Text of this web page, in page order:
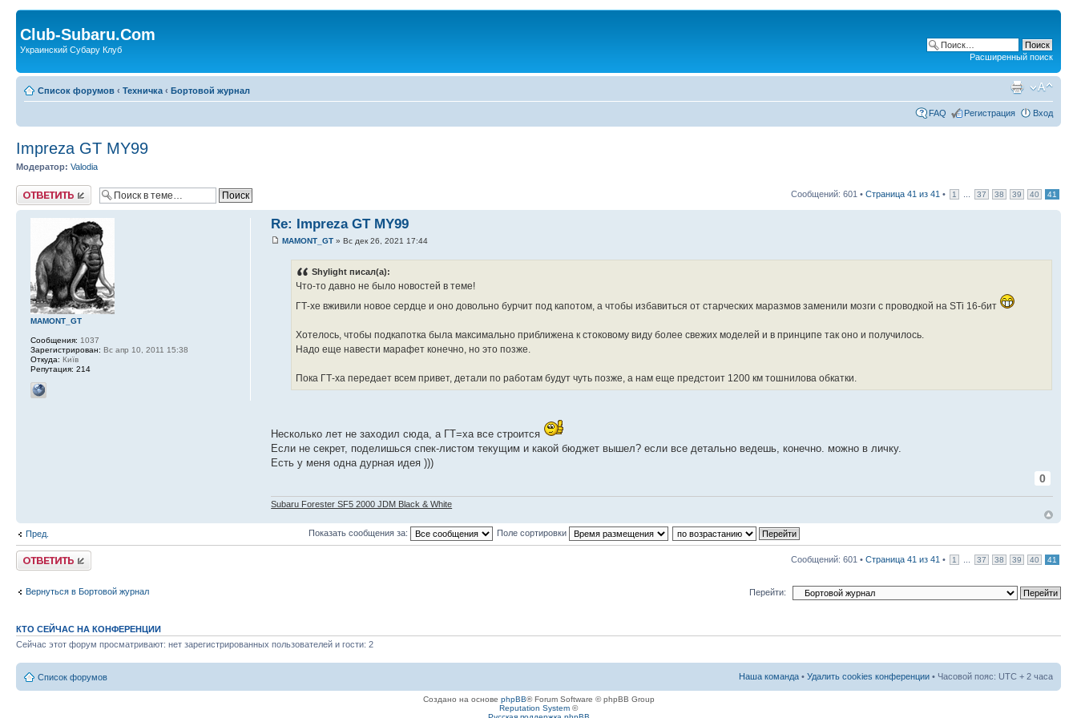
Club-Subaru.Com
Украинский Субару Клуб
Расширенный поиск
Список форумов ‹ Техничка ‹ Бортовой журнал
FAQ Регистрация Вход
Impreza GT MY99
Модератор: Valodia
Ответить Сообщений: 601 • Страница 41 из 41 • 1 37 38 39 40 41
Re: Impreza GT MY99
MAMONT_GT » Вс дек 26, 2021 17:44
Shylight писал(а):
Что-то давно не было новостей в теме!
ГТ-хе вживили новое сердце и оно довольно бурчит под капотом, а чтобы избавиться от старческих маразмов заменили мозги с проводкой на STi 16-бит
Хотелось, чтобы подкапотка была максимально приближена к стоковому виду более свежих моделей и в принципе так оно и получилось.
Надо еще навести марафет конечно, но это позже.
Пока ГТ-ха передает всем привет, детали по работам будут чуть позже, а нам еще предстоит 1200 км тошнилова обкатки.
Несколько лет не заходил сюда, а ГТ=ха все строится
Если не секрет, поделишься спек-листом текущим и какой бюджет вышел? если все детально ведешь, конечно. можно в личку.
Есть у меня одна дурная идея )))
0
Subaru Forester SF5 2000 JDM Black & White
MAMONT_GT
Сообщения: 1037
Зарегистрирован: Вс апр 10, 2011 15:38
Откуда: Київ
Репутация: 214
Пред. Показать сообщения за: Поле сортировки
Ответить Сообщений: 601 • Страница 41 из 41 • 1 37 38 39 40 41
Вернуться в Бортовой журнал Перейти:
КТО СЕЙЧАС НА КОНФЕРЕНЦИИ
Сейчас этот форум просматривают: нет зарегистрированных пользователей и гости: 2
Список форумов Наша команда • Удалить cookies конференции • Часовой пояс: UTC + 2 часа
Создано на основе phpBB® Forum Software © phpBB Group
Reputation System ©